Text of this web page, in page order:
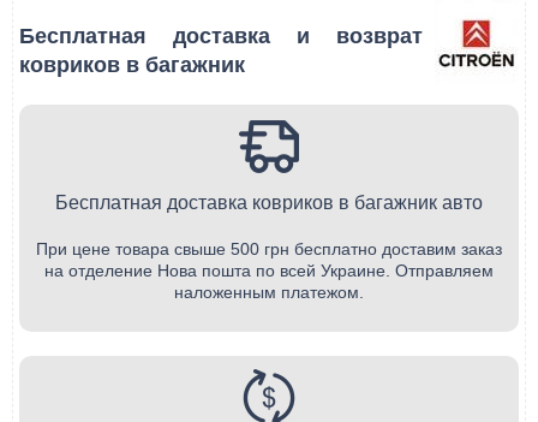
Бесплатная доставка и возврат
ковриков в багажник
Бесплатная доставка ковриков в багажник авто
При цене товара свыше 500 грн бесплатно доставим заказ
на отделение Нова пошта по всей Украине. Отправляем
наложенным платежом.